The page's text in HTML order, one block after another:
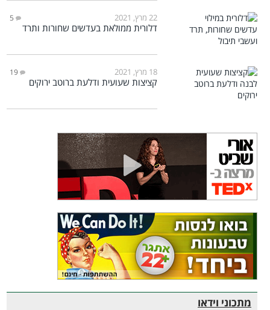
22 מרץ, 2021 5
דלורית ממולאת בעדשים שחורות ותרד
18 מרץ, 2021 19
קציצות שעועית ודלעת ברוטב ירוקים
מתכוני וידאו